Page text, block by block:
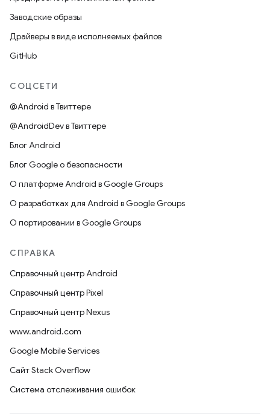
Заводские образы
Драйверы в виде исполняемых файлов
GitHub
СОЦСЕТИ
@Android в Твиттере
@AndroidDev в Твиттере
Блог Android
Блог Google о безопасности
О платформе Android в Google Groups
О разработках для Android в Google Groups
О портировании в Google Groups
СПРАВКА
Справочный центр Android
Справочный центр Pixel
Справочный центр Nexus
www.android.com
Google Mobile Services
Сайт Stack Overflow
Система отслеживания ошибок